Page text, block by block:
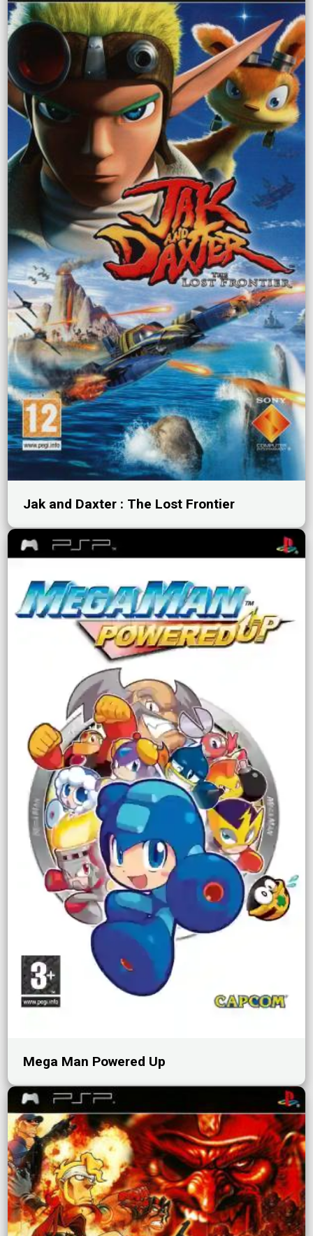
Jak and Daxter : The Lost Frontier
Mega Man Powered Up